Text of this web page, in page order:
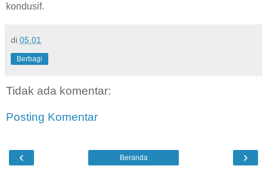
kondusif.
di 05.01
Berbagi
Tidak ada komentar:
Posting Komentar
‹ ›
Beranda